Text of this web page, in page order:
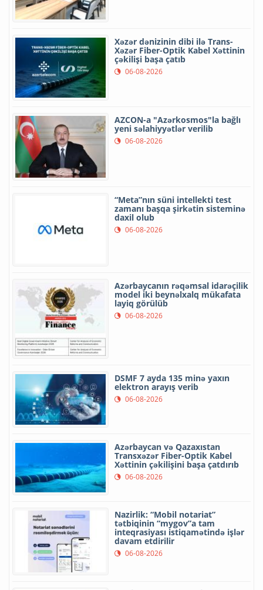
Xəzər dənizinin dibi ilə Trans-
Xəzər Fiber-Optik Kabel Xəttinin
çəkilişi başa çatıb
06-08-2026
AZCON-a "Azərkosmos"la bağlı
yeni səlahiyyətlər verilib
06-08-2026
“Meta”nın süni intellekti test
zamanı başqa şirkətin sisteminə
daxil olub
06-08-2026
Azərbaycanın rəqəmsal idarəçilik
model iki beynəlxalq mükafata
layiq görülüb
06-08-2026
DSMF 7 ayda 135 minə yaxın
elektron arayış verib
06-08-2026
Azərbaycan və Qazaxıstan
Transxəzər Fiber-Optik Kabel
Xəttinin çəkilişini başa çatdırıb
06-08-2026
Nazirlik: “Mobil notariat”
tətbiqinin “mygov”a tam
inteqrasiyası istiqamətində işlər
davam etdirilir
06-08-2026